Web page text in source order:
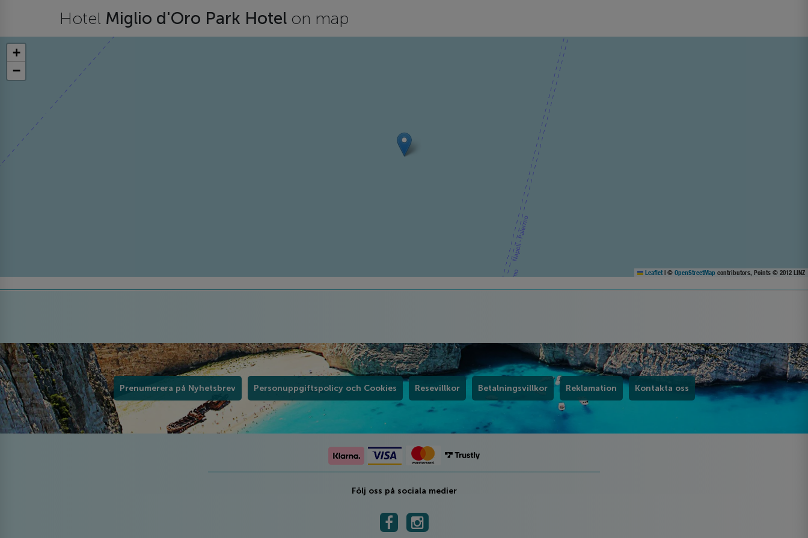
Hotel Miglio d'Oro Park Hotel on map
+
−
Leaflet | © OpenStreetMap contributors, Points © 2012 LINZ
Prenumerera på Nyhetsbrev Personuppgiftspolicy och Cookies Resevillkor Betalningsvillkor Reklamation Kontakta oss
Följ oss på sociala medier